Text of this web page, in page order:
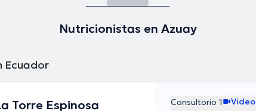
Nutricionistas en Azuay
Ecuador
Torre Espinosa Consultorio 1